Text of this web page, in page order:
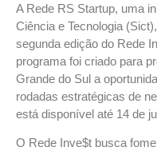
A Rede RS Startup, uma
Ciência e Tecnologia
segunda edição do Rede
programa foi criado para
Grande do Sul a
rodadas estratégicas de
está disponível até 14 de
O Rede Inve$t busca